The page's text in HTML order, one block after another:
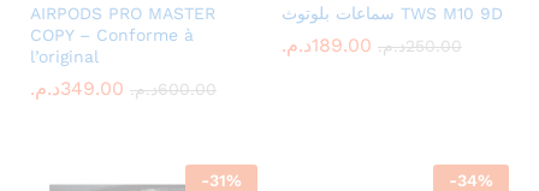
AIRPODS PRO MASTER
COPY – Conforme à
l’original
349.00د.م. 600.00د.م.
سماعات بلوتوث TWS M10 9D
189.00د.م. 250.00د.م.
-31% -34%